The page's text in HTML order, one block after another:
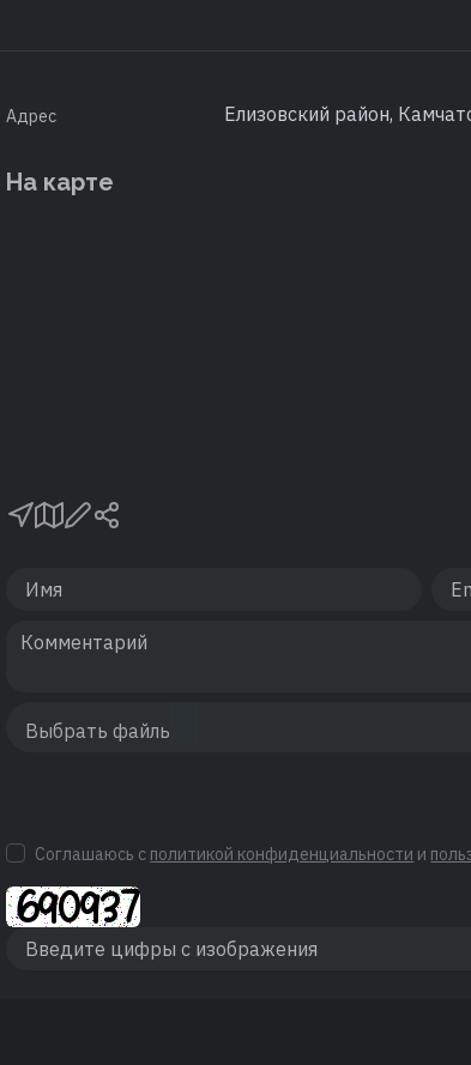
Адрес Елизовский район,
На карте
Соглашаюсь с политикой конфиденциальности и